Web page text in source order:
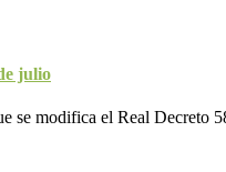
julio
modifica el Real Decreto